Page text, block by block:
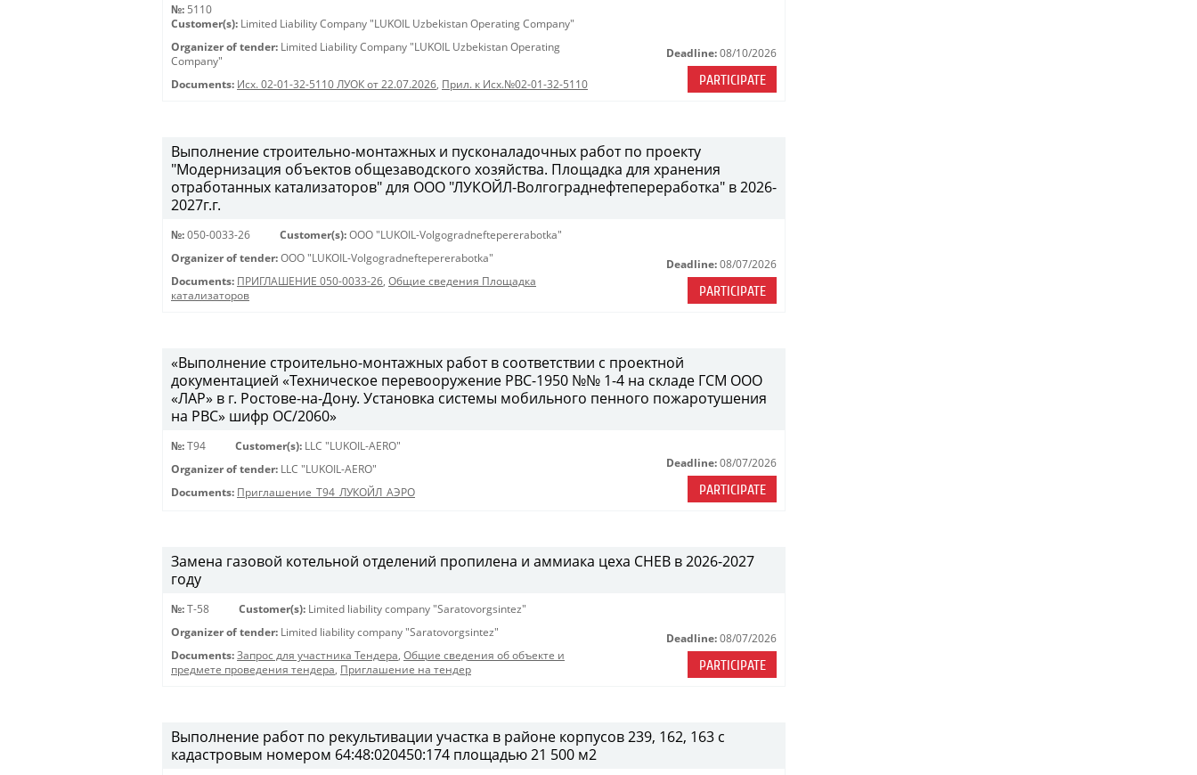
№: 5110
Customer(s): Limited Liability Company "LUKOIL Uzbekistan Operating Company"
Organizer of tender: Limited Liability Company "LUKOIL Uzbekistan Operating
Company"
Documents: Исх. 02-01-32-5110 ЛУОК от 22.07.2026, Прил. к Исх.№02-01-32-5110
Deadline: 08/10/2026
PARTICIPATE
Выполнение строительно-монтажных и пусконаладочных работ по проекту
"Модернизация объектов общезаводского хозяйства. Площадка для хранения
отработанных катализаторов" для ООО "ЛУКОЙЛ-Волгограднефтепереработка" в 2026-
2027г.г.
№: 050-0033-26 Customer(s): OOO "LUKOIL-Volgogradneftepererabotka"
Organizer of tender: OOO "LUKOIL-Volgogradneftepererabotka"
Documents: ПРИГЛАШЕНИЕ 050-0033-26, Общие сведения Площадка
катализаторов
Deadline: 08/07/2026
PARTICIPATE
«Выполнение строительно-монтажных работ в соответствии с проектной
документацией «Техническое перевооружение РВС-1950 №№ 1-4 на складе ГСМ ООО
«ЛАР» в г. Ростове-на-Дону. Установка системы мобильного пенного пожаротушения
на РВС» шифр ОС/2060»
№: Т94 Customer(s): LLC "LUKOIL-AERO"
Organizer of tender: LLC "LUKOIL-AERO"
Documents: Приглашение_Т94_ЛУКОЙЛ_АЭРО
Deadline: 08/07/2026
PARTICIPATE
Замена газовой котельной отделений пропилена и аммиака цеха СНЕВ в 2026-2027
году
№: Т-58 Customer(s): Limited liability company "Saratovorgsintez"
Organizer of tender: Limited liability company "Saratovorgsintez"
Documents: Запрос для участника Тендера, Общие сведения об объекте и
предмете проведения тендера, Приглашение на тендер
Deadline: 08/07/2026
PARTICIPATE
Выполнение работ по рекультивации участка в районе корпусов 239, 162, 163 с
кадастровым номером 64:48:020450:174 площадью 21 500 м2